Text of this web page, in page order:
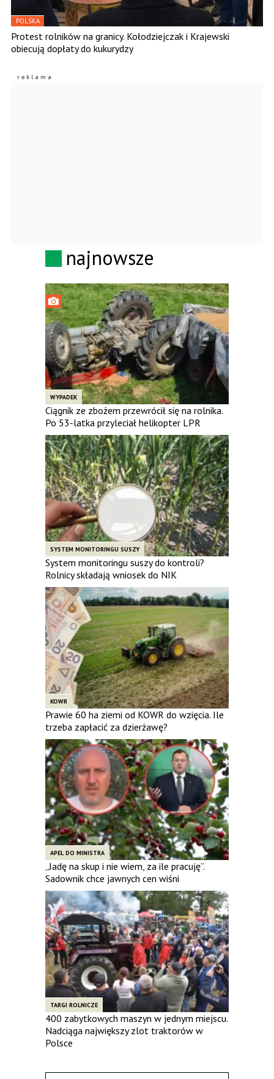
POLSKA
Protest rolników na granicy. Kołodziejczak i Krajewski
obiecują dopłaty do kukurydzy
najnowsze
WYPADEK
Ciągnik ze zbożem przewrócił się na rolnika.
Po 53-latka przyleciał helikopter LPR
SYSTEM MONITORINGU SUSZY
System monitoringu suszy do kontroli?
Rolnicy składają wniosek do NIK
KOWR
Prawie 60 ha ziemi od KOWR do wzięcia. Ile
trzeba zapłacić za dzierżawę?
APEL DO MINISTRA
„Jadę na skup i nie wiem, za ile pracuję”.
Sadownik chce jawnych cen wiśni
TARGI ROLNICZE
400 zabytkowych maszyn w jednym miejscu.
Nadciąga największy zlot traktorów w
Polsce